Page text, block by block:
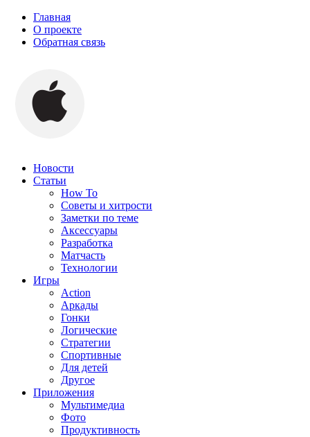
Главная
О проекте
Обратная связь
Новости
Статьи
How To
Советы и хитрости
Заметки по теме
Аксессуары
Разработка
Матчасть
Технологии
Игры
Action
Аркады
Гонки
Логические
Стратегии
Спортивные
Для детей
Другое
Приложения
Мультимедиа
Фото
Продуктивность